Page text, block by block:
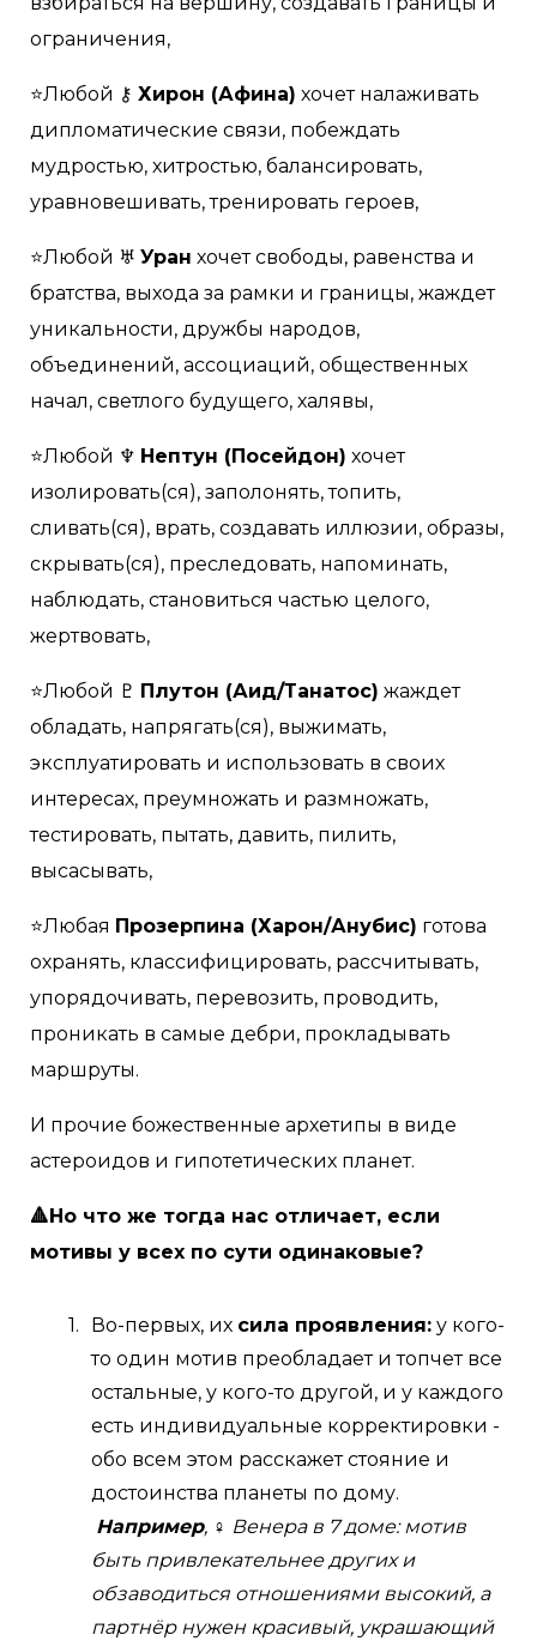
ограничения,
⭐Любой ⚷ Хирон (Афина) хочет налаживать
дипломатические связи, побеждать
мудростью, хитростью, балансировать,
уравновешивать, тренировать героев,
⭐Любой ♅ Уран хочет свободы, равенства и
братства, выхода за рамки и границы, жаждет
уникальности, дружбы народов,
объединений, ассоциаций, общественных
начал, светлого будущего, халявы,
⭐Любой ♆ Нептун (Посейдон) хочет
изолировать(ся), заполонять, топить,
сливать(ся), врать, создавать иллюзии, образы,
скрывать(ся), преследовать, напоминать,
наблюдать, становиться частью целого,
жертвовать,
⭐Любой ♇ Плутон (Аид/Танатос) жаждет
обладать, напрягать(ся), выжимать,
эксплуатировать и использовать в своих
интересах, преумножать и размножать,
тестировать, пытать, давить, пилить,
высасывать,
⭐Любая Прозерпина (Харон/Анубис) готова
охранять, классифицировать, рассчитывать,
упорядочивать, перевозить, проводить,
проникать в самые дебри, прокладывать
маршруты.
И прочие божественные архетипы в виде
астероидов и гипотетических планет.
🔺Но что же тогда нас отличает, если
мотивы у всех по сути одинаковые?
Во-первых, их сила проявления: у кого-
то один мотив преобладает и топчет все
остальные, у кого-то другой, и у каждого
есть индивидуальные корректировки -
обо всем этом расскажет стояние и
достоинства планеты по дому.
Например, ♀ Венера в 7 доме: мотив
быть привлекательнее других и
обзаводиться отношениями высокий, а
партнёр нужен красивый, украшающий